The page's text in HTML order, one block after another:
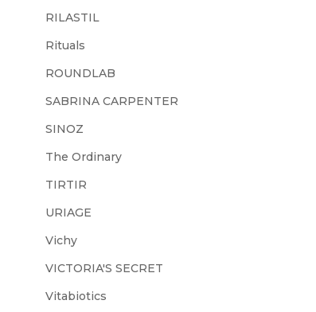
RILASTIL
Rituals
ROUNDLAB
SABRINA CARPENTER
SINOZ
The Ordinary
TIRTIR
URIAGE
Vichy
VICTORIA'S SECRET
Vitabiotics